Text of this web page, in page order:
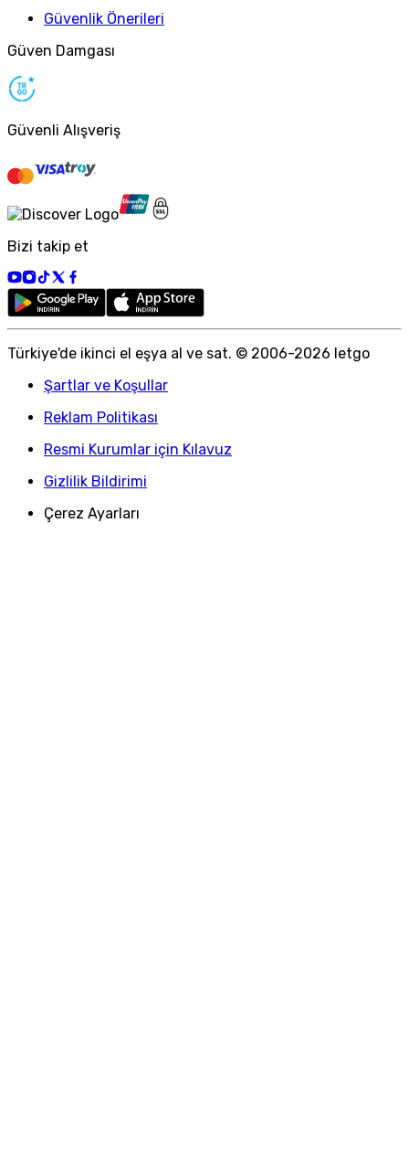
Güvenlik Önerileri
Güven Damgası
Güvenli Alışveriş
Bizi takip et
Türkiye'de ikinci el eşya al ve sat. © 2006-2026 letgo
Şartlar ve Koşullar
Reklam Politikası
Resmi Kurumlar için Kılavuz
Gizlilik Bildirimi
Çerez Ayarları